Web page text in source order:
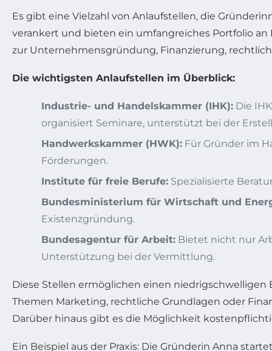
Es gibt eine Vielzahl von Anlaufstellen, die
verankert und bieten ein umfangreiches Portfolio an
zur Unternehmensgründung, Finanzierung,
Die wichtigsten Anlaufstellen im Überblick:
Industrie- und Handelskammer (IHK): Die
organisiert Seminare, unterstützt bei der
Handwerkskammer (HWK): Für Gründer im
Förderungen.
Institute für freie Berufe: Spezialisierte
Bundesministerium für Wirtschaft und
Existenzgründung.
Bundesagentur für Arbeit: Bietet nicht nur
Unterstützung bei der Vermittlung.
Diese Stellen ermöglichen einen
Themen Marketing, rechtliche Grundlagen oder
Darüber hinaus gibt es die Möglichkeit
Ein Beispiel aus der Praxis: Die Gründerin Anna